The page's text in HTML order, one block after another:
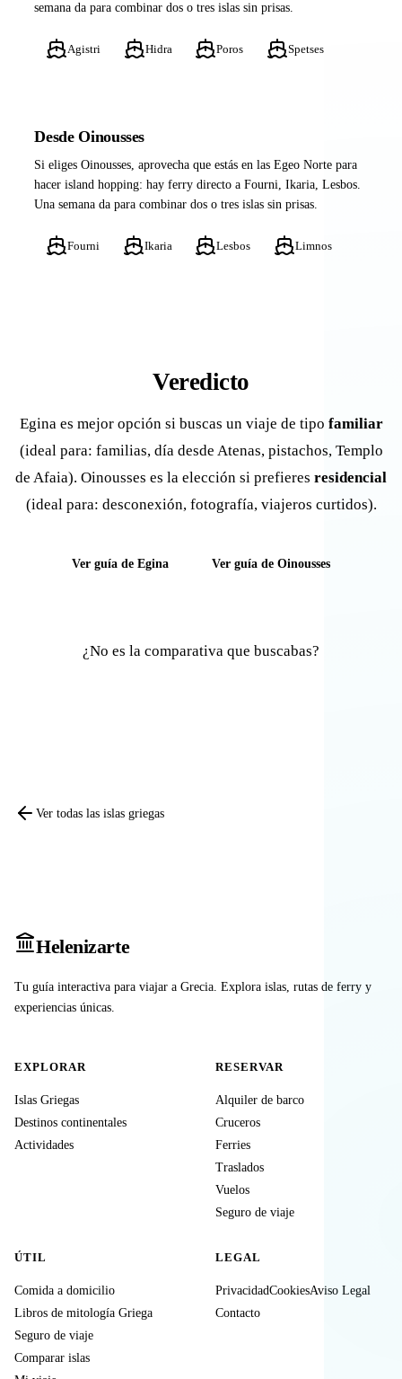
semana da para combinar dos o tres islas sin prisas.
Agistri Hidra Poros Spetses
Desde Oinousses
Si eliges Oinousses, aprovecha que estás en las Egeo Norte para
hacer island hopping: hay ferry directo a Fourni, Ikaria, Lesbos.
Una semana da para combinar dos o tres islas sin prisas.
Fourni Ikaria Lesbos Limnos
Veredicto
Egina es mejor opción si buscas un viaje de tipo familiar
(ideal para: familias, día desde Atenas, pistachos, Templo
de Afaia). Oinousses es la elección si prefieres residencial
(ideal para: desconexión, fotografía, viajeros curtidos).
Ver guía de Egina Ver guía de Oinousses
¿No es la comparativa que buscabas?
Ver todas las islas griegas
Helenizarte
Tu guía interactiva para viajar a Grecia. Explora islas, rutas de ferry y
experiencias únicas.
EXPLORAR
Islas Griegas
Destinos continentales
Actividades
RESERVAR
Alquiler de barco
Cruceros
Ferries
Traslados
Vuelos
Seguro de viaje
ÚTIL
Comida a domicilio
Libros de mitología Griega
Seguro de viaje
Comparar islas
LEGAL
PrivacidadCookiesAviso Legal
Contacto